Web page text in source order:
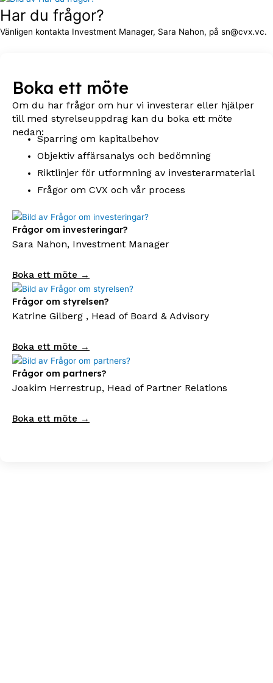
Har du frågor?
Vänligen kontakta Investment Manager, Sara Nahon, på sn@cvx.vc.
Boka ett möte
Om du har frågor om hur vi investerar eller hjälper
till med styrelseuppdrag kan du boka ett möte
nedan:
Sparring om kapitalbehov
Objektiv affärsanalys och bedömning
Riktlinjer för utformning av investerarmaterial
Frågor om CVX och vår process
Frågor om investeringar?
Sara Nahon, Investment Manager
Boka ett möte →
Frågor om styrelsen?
Katrine Gilberg , Head of Board & Advisory
Boka ett möte →
Frågor om partners?
Joakim Herrestrup, Head of Partner Relations
Boka ett möte →